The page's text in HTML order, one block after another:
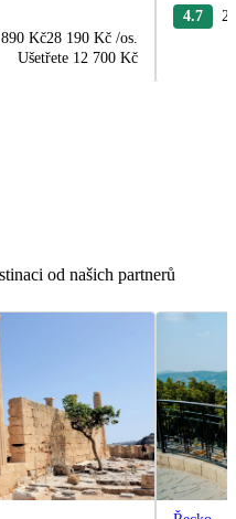
Kč28 190 Kč /os.
Ušetřete 12 700 Kč
4.7
od našich partnerů